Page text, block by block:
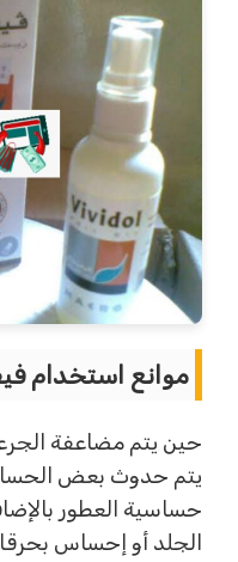
موانع استخدام
حين يتم مضاعفة الجرعة
يتم حدوث بعض
حساسية العطور
الجلد أو إحساس